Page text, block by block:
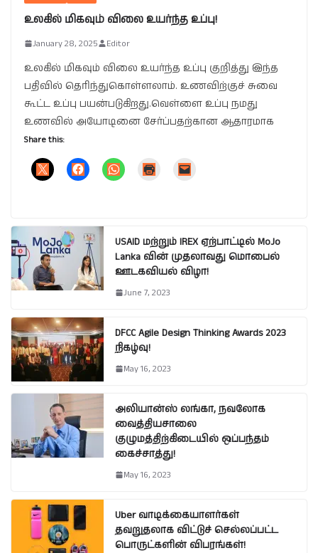
உலகில் மிகவும் விலை உயர்ந்த உப்பு!
January 28, 2025 Editor
உலகில் மிகவும் விலை உயர்ந்த உப்பு குறித்து இந்த
பதிவில் தெரிந்துகொள்ளலாம். உணவிற்குச் சுவை
கூட்ட உப்பு பயன்படுகிறது.வெள்ளை உப்பு நமது
உணவில் அயோடினை சேர்ப்பதற்கான ஆதாரமாக
Share this:
USAID மற்றும் IREX ஏற்பாட்டில் MoJo
Lanka வின் முதலாவது மொபைல்
ஊடகவியல் விழா!
June 7, 2023
DFCC Agile Design Thinking Awards 2023
நிகழ்வு!
May 16, 2023
அலியான்ஸ் லங்கா, நவலோக
வைத்தியசாலை
குழுமத்திற்கிடையில் ஒப்பந்தம்
கைச்சாத்து!
May 16, 2023
Uber வாடிக்கையாளர்கள்
தவறுதலாக விட்டுச் செல்லப்பட்ட
பொருட்களின் விபரங்கள்!